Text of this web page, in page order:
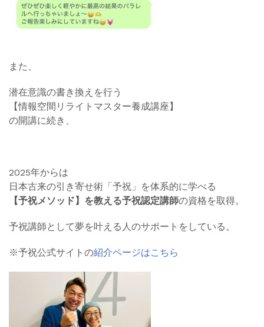
また、
潜在意識の書き換えを行う
【情報空間リライトマスター養成講座】
の開講に続き、
2025年からは
日本古来の引き寄せ術「予祝」を体系的に学べる
【予祝メソッド】を教える予祝認定講師の資格を取得。
予祝講師として夢を叶える人のサポートをしている。
※予祝公式サイトの紹介ページはこちら